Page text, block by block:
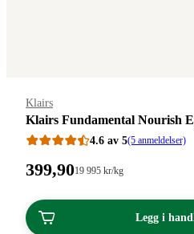
Merke
Klairs
Klairs Fundamental Nourish
4.6 av 5(5 anmeldelser)
Pris:
kroner.
399,90Stykkpris:
995,00/kg
19 995 kr/kg
Legg i